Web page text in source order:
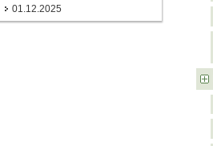
01.12.2025